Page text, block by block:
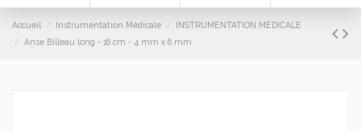
Accueil Instrumentation Médicale
INSTRUMENTATION MÉDICALE
Anse Billeau long - 16 cm - 4 mm x 6 mm